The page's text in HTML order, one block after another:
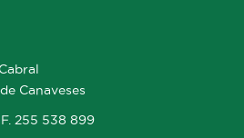
Canaveses
255 538 899